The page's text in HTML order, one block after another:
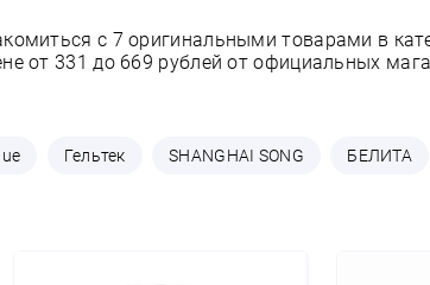
с 7 оригинальными товарами в
от 331 до 669 рублей от официальных
Гельтек SHANGHAI SONG БЕЛИТА